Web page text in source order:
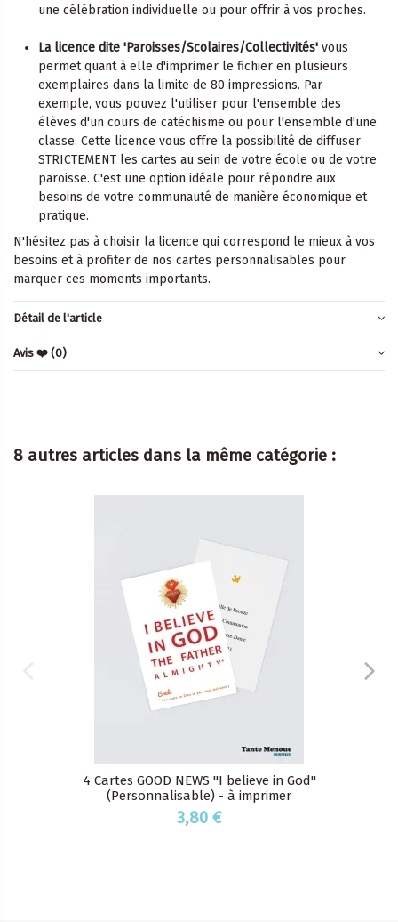
une célébration individuelle ou pour offrir à vos proches.
La licence dite 'Paroisses/Scolaires/Collectivités' vous
permet quant à elle d'imprimer le fichier en plusieurs
exemplaires dans la limite de 80 impressions. Par
exemple, vous pouvez l'utiliser pour l'ensemble des
élèves d'un cours de catéchisme ou pour l'ensemble d'une
classe. Cette licence vous offre la possibilité de diffuser
STRICTEMENT les cartes au sein de votre école ou de votre
paroisse. C'est une option idéale pour répondre aux
besoins de votre communauté de manière économique et
pratique.
N'hésitez pas à choisir la licence qui correspond le mieux à vos
besoins et à profiter de nos cartes personnalisables pour
marquer ces moments importants.
Détail de l'article
Avis ❤️ (0)
8 autres articles dans la même catégorie :
4 Cartes GOOD NEWS "I believe in God"
(Personnalisable) - à imprimer
3,80 €